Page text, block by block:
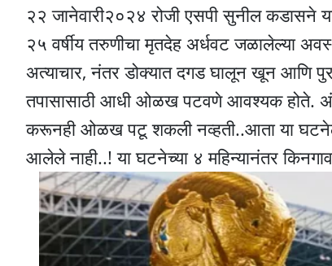
२२ जानेवारी२०२४ रोजी एसपी सुनील कडासने
२५ वर्षीय तरुणीचा मृतदेह अर्धवट जळालेल्या
अत्याचार, नंतर डोक्यात दगड घालून खून आणि
तपासासाठी आधी ओळख पटवणे आवश्यक होते.
करूनही ओळख पटू शकली नव्हती..आता या
आलेले नाही..! या घटनेच्या ४ महिन्यानंतर